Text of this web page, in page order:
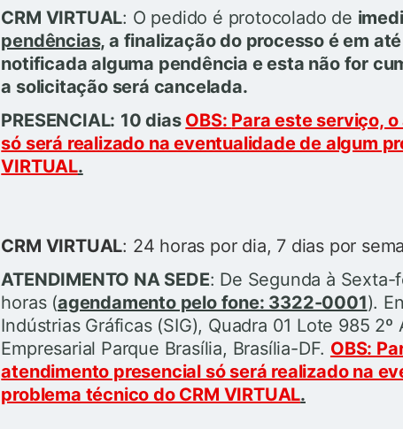
CRM VIRTUAL: O pedido é protocolado de
pendências, a finalização do processo é em
notificada alguma pendência e esta não for
a solicitação será cancelada.
PRESENCIAL: 10 dias OBS: Para este serviço,
só será realizado na eventualidade de algum
VIRTUAL.
CRM VIRTUAL: 24 horas por dia, 7 dias por
ATENDIMENTO NA SEDE: De Segunda à
horas (agendamento pelo fone: 3322-0001).
Indústrias Gráficas (SIG), Quadra 01 Lote 985
Empresarial Parque Brasília, Brasília-DF. OBS:
atendimento presencial só será realizado na
problema técnico do CRM VIRTUAL.